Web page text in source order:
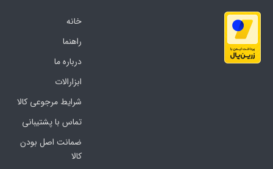
خانه
راهنما
درباره ما
ابزارالات
شرایط مرجوعی کالا
تماس با پشتیبانی
ضمانت اصل بودن
کالا